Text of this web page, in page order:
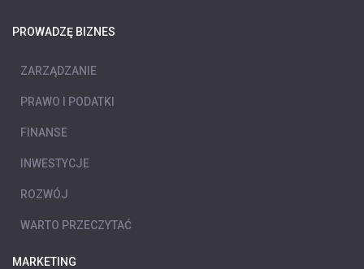
PROWADZĘ BIZNES
ZARZĄDZANIE
PRAWO I PODATKI
FINANSE
INWESTYCJE
ROZWÓJ
WARTO PRZECZYTAĆ
MARKETING